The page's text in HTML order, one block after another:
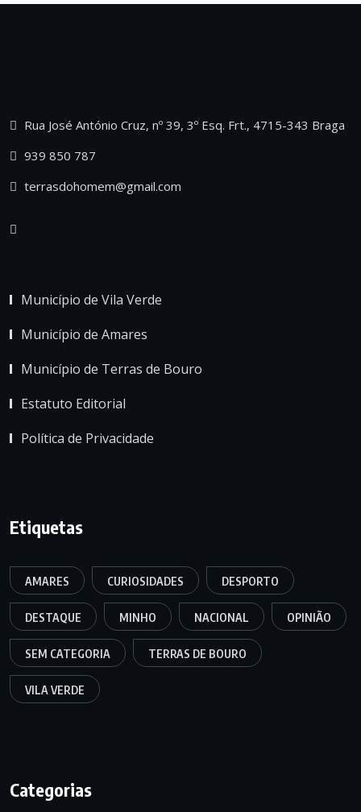
Rua José António Cruz, nº 39, 3º Esq. Frt., 4715-343 Braga
939 850 787
terrasdohomem@gmail.com
Município de Vila Verde
Município de Amares
Município de Terras de Bouro
Estatuto Editorial
Política de Privacidade
Etiquetas
AMARES CURIOSIDADES DESPORTO
DESTAQUE MINHO NACIONAL OPINIÃO
SEM CATEGORIA TERRAS DE BOURO
VILA VERDE
Categorias